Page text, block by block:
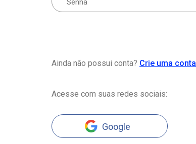
Ainda não possui conta? Crie uma conta
Acesse com suas redes sociais:
Google